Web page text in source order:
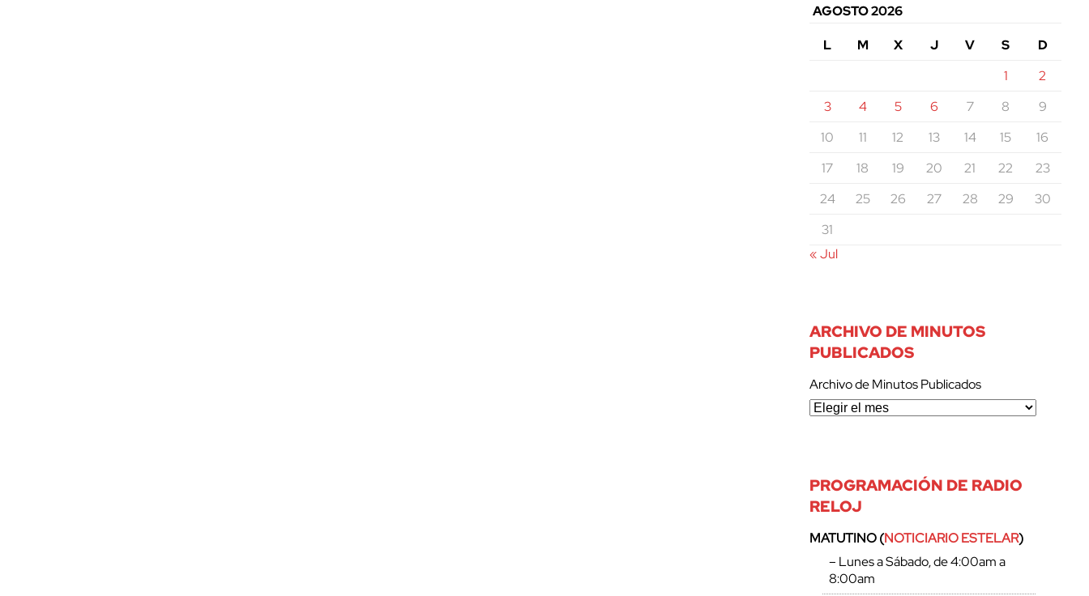
AGOSTO 2026
L
M X J V S
D
1
2
3
4 5 6 7 8
9
10
11 12 13 14 15
16
17
18 19 20 21 22
23
24
25 26 27 28 29
30
31
« Jul
ARCHIVO DE MINUTOS
PUBLICADOS
Archivo de Minutos Publicados
PROGRAMACIÓN DE RADIO
RELOJ
MATUTINO (NOTICIARIO ESTELAR)
– Lunes a Sábado, de 4:00am a
8:00am